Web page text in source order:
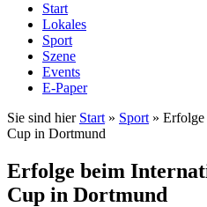
Start
Lokales
Sport
Szene
Events
E-Paper
Sie sind hier Start » Sport » Erfolge
Cup in Dortmund
Erfolge beim
Cup in Dortmund